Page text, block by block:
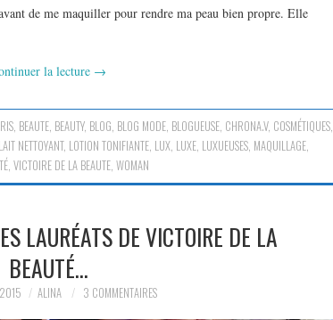
de me maquiller pour rendre ma peau bien propre. Elle
la lecture →
, BEAUTE, BEAUTY, BLOG, BLOG MODE, BLOGUEUSE, CHRONA.V, COSMÉTIQUES,
LAIT NETTOYANT, LOTION TONIFIANTE, LUX, LUXE, LUXUEUSES, MAQUILLAGE,
, VICTOIRE DE LA BEAUTE, WOMAN
LAURÉATS DE VICTOIRE DE LA
BEAUTÉ…
ALINA 3 COMMENTAIRES